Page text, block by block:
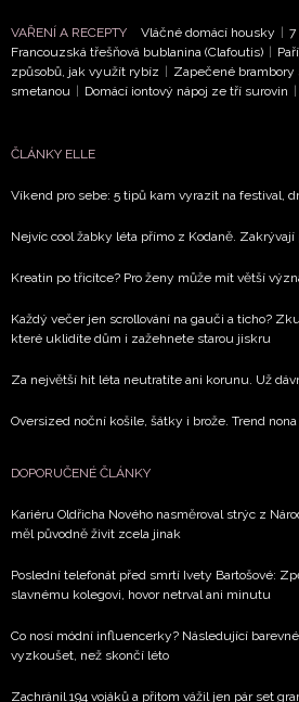
vyhodnocení akce a zasílání
Chcete navíc dostávat i další
informace od našich partnerů?
soukromí BurdaMedia Extra s.r.o.
VAŘENÍ A RECEPTY Vláčné domácí housky | 7
Francouzská třešňová bublanina (Clafoutis) |
způsobů, jak využít rybíz | Zapečené
smetanou | Domácí iontový nápoj ze tří surovin |
ČLÁNKY ELLE
Víkend pro sebe: 5 tipů kam vyrazit na festival,
Nejvíc cool žabky léta přímo z Kodaně.
Kreatin po třicítce? Pro ženy může mít větší
Každý večer jen scrollování na gauči a ticho?
které uklidíte dům i zažehnete starou jiskru
Za největší hit léta neutratíte ani korunu. Už
Oversized noční košile, šátky i brože. Trend
DOPORUČENÉ ČLÁNKY
Kariéru Oldřicha Nového nasměroval strýc z
měl původně živit zcela jinak
Poslední telefonát před smrtí Ivety Bartošové:
slavnému kolegovi, hovor netrval ani minutu
Co nosí módní influencerky? Následující
vyzkoušet, než skončí léto
Zachránil 194 vojáků a přitom vážil jen pár set